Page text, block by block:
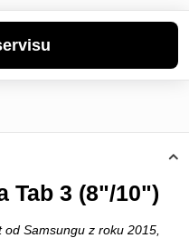
Tab 3 (8"/10")
Samsungu z roku 2015,